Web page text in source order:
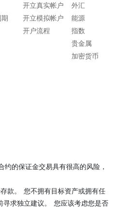
开立真实帐户
开立模拟帐户
开户流程
外汇
能源
指数
贵金属
加密货币
的保证金交易具有很高的风险，
款。 您不拥有目标资产或拥有任
求独立建议。 您应该考虑您是否